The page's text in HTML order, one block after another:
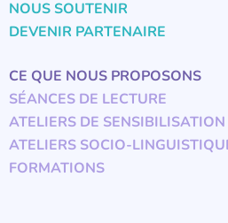
NOUS SOUTENIR
DEVENIR PARTENAIRE
CE QUE NOUS PROPOSONS
SÉANCES DE LECTURE
ATELIERS DE
ATELIERS SOCIO-
FORMATIONS